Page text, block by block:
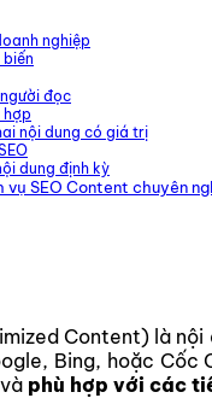
nghiệp
biến
đọc
hợp
nội dung có giá trị
dung định kỳ
vụ SEO Content chuyên
Content) là
Bing, hoặc
phù hợp với các